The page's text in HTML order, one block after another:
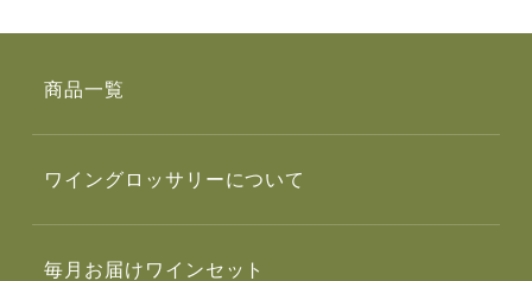
商品一覧
ワイングロッサリーについて
毎月お届けワインセット